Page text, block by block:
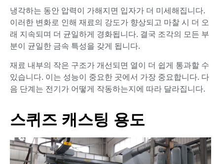
냉각하는 동안 압력이 가해지면 입자가 더 미세해집니다.
이러한 변화로 인해 재료의 강도가 향상되고 마찰 시 더 오
래 지속되며 더 균일하게 경화됩니다. 결국 조각의 모든 부
분이 균일한 금속 특성을 갖게 됩니다.
재료 내부의 작은 구조가 개선되면 열이 더 쉽게 통과할 수
있습니다. 이는 성능이 중요한 곳에서 가장 중요합니다. 다
음 단계는 전기가 어떻게 작동하는지에 따라 달라집니다.
스퀴즈 캐스팅 용도